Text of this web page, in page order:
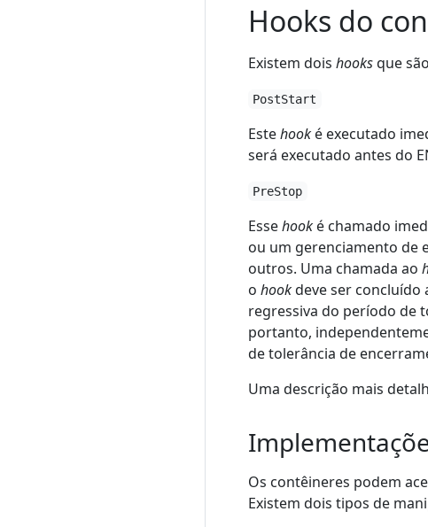
Hooks do
Existem dois hooksque
PostStart
Estehook é executado
será executado antes do
PreStop
Essehook é chamado
ou um gerenciamento de
outros. Uma chamada ao
o hookdeve ser concluído
regressiva do período de
portanto,
de tolerância de
Uma descrição mais
Os contêineres podem
Existem dois tipos de